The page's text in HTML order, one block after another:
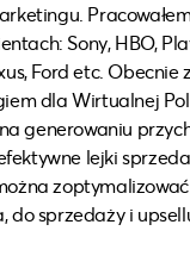
Sony, HBO,
Ford etc. Obecnie
dla Wirtualnej
generowaniu
lejki
zoptymalizować
do sprzedaży i